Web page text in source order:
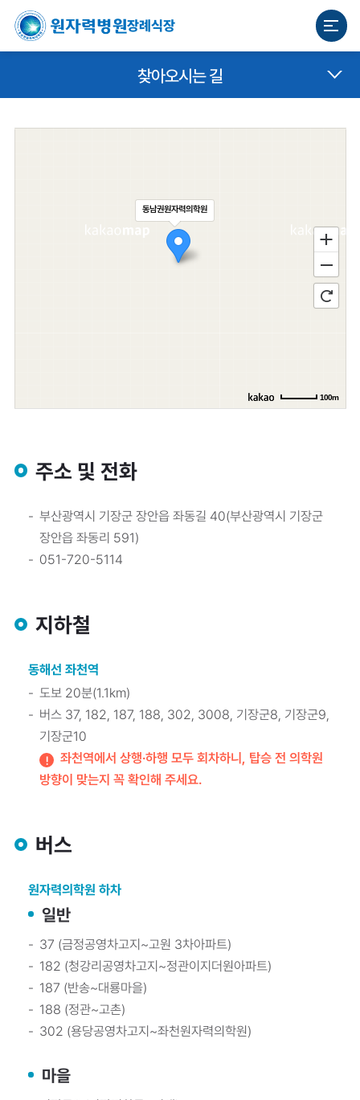
장례식장
찾아오시는 길
동남권원자력의학원
100m
주소 및 전화
부산광역시 기장군 장안읍 좌동길 40(부산광역시 기장군
장안읍 좌동리 591)
051-720-5114
지하철
동해선 좌천역
도보 20분(1.1km)
버스 37, 182, 187, 188, 302, 3008, 기장군8, 기장군9,
기장군10
좌천역에서 상행·하행 모두 회차하니, 탑승 전 의학원
방향이 맞는지 꼭 확인해 주세요.
버스
원자력의학원 하차
일반
37 (금정공영차고지~고원 3차아파트)
182 (청강리공영차고지~정관이지더원아파트)
187 (반송~대룡마을)
188 (정관~고촌)
302 (용당공영차고지~좌천원자력의학원)
마을